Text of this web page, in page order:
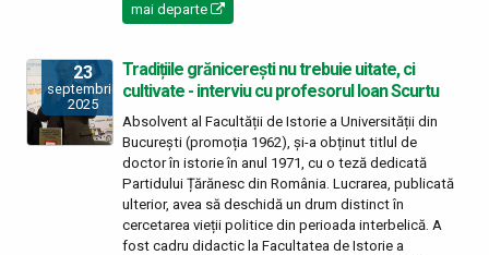
mai departe
23
septembrie
2025
Tradițiile grănicerești nu trebuie uitate, ci
cultivate - interviu cu profesorul Ioan Scurtu
Absolvent al Facultății de Istorie a Universității din
București (promoția 1962), și-a obținut titlul de
doctor în istorie în anul 1971, cu o teză dedicată
Partidului Țărănesc din România. Lucrarea, publicată
ulterior, avea să deschidă un drum distinct în
cercetarea vieții politice din perioada interbelică. A
fost cadru didactic la Facultatea de Istorie a